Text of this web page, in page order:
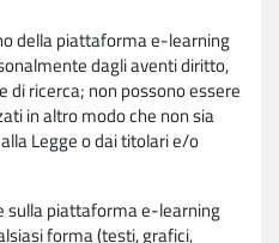
della piattaforma e-learning
dagli aventi diritto,
di ricerca; non possono essere
in altro modo che non sia
Legge o dai titolari e/o
sulla piattaforma e-learning
forma (testi, grafici,